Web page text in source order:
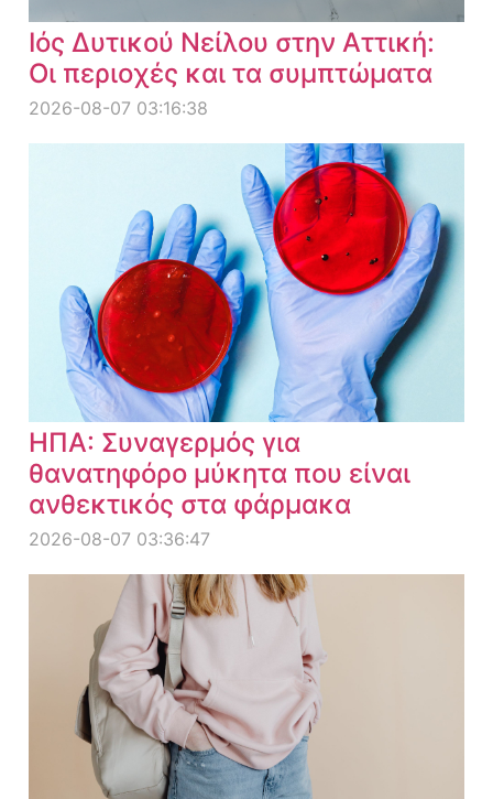
Ιός Δυτικού Νείλου στην Αττική:
Οι περιοχές και τα συμπτώματα
2026-08-07 03:16:38
ΗΠΑ: Συναγερμός για
θανατηφόρο μύκητα που είναι
ανθεκτικός στα φάρμακα
2026-08-07 03:36:47